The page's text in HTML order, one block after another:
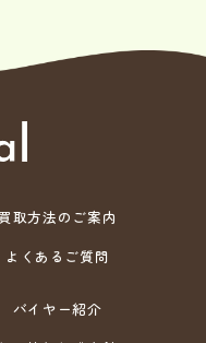
買取方法のご案内
よくあるご質問
バイヤー紹介